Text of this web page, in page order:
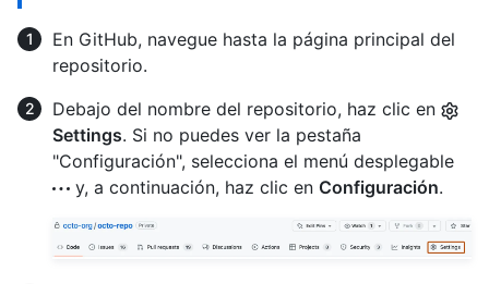
En GitHub, navegue hasta la página principal del
repositorio.
Debajo del nombre del repositorio, haz clic en
Settings. Si no puedes ver la pestaña
"Configuración", selecciona el menú desplegable
y, a continuación, haz clic en Configuración.